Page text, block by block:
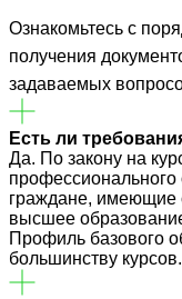
Ознакомьтесь с
получения
задаваемых
Есть ли
Да. По закону на
профессионального
граждане, имеющие
высшее
Профиль базового
большинству курсов.